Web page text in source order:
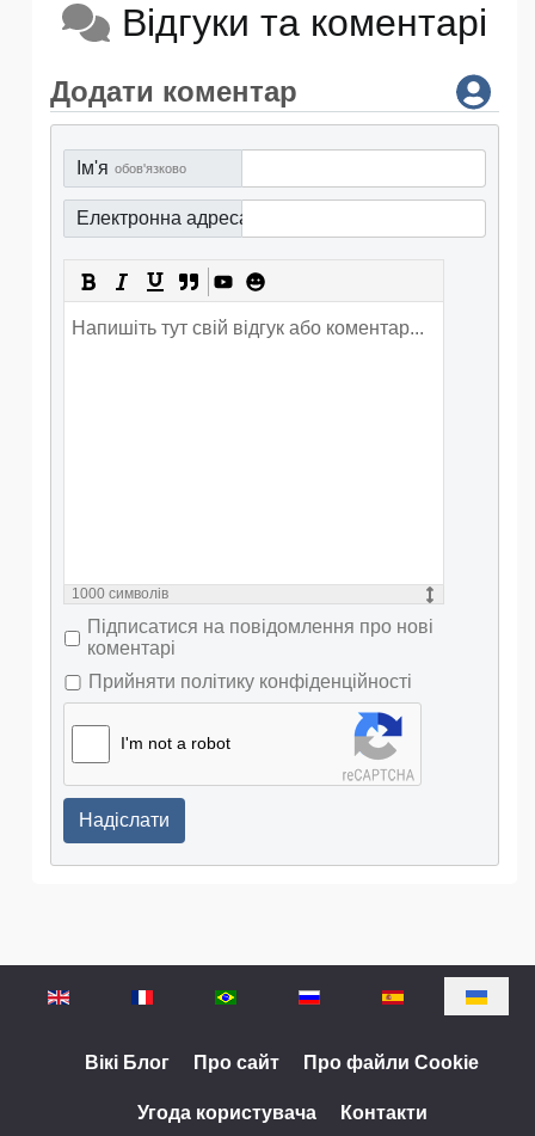
Відгуки та коментарі
Додати коментар
Ім'я обов'язково
Електронна адреса
1000 символів
Підписатися на повідомлення про нові
коментарі
Прийняти політику конфіденційності
I'm not a robot
Надіслати
Оберіть свою мову
Вікі Блог Про сайт Про файли Cookie
Угода користувача Контакти